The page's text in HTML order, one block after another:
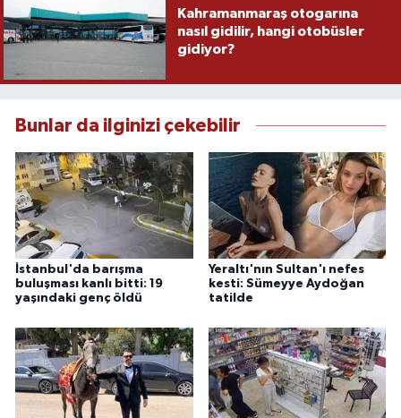
Kahramanmaraş otogarına
nasıl gidilir, hangi otobüsler
gidiyor?
Bunlar da ilginizi çekebilir
İstanbul'da barışma
buluşması kanlı bitti: 19
yaşındaki genç öldü
Yeraltı'nın Sultan'ı nefes
kesti: Sümeyye Aydoğan
tatilde